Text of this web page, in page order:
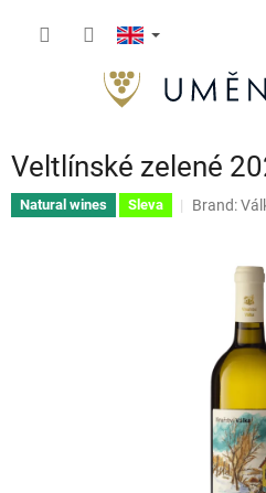
Veltlínské zelené
Natural wines Sleva Brand: